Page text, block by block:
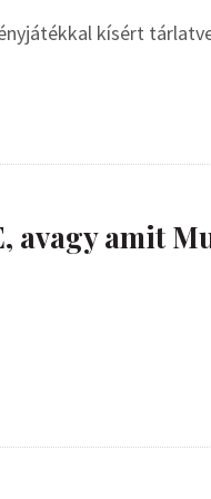
kísért
avagy amit